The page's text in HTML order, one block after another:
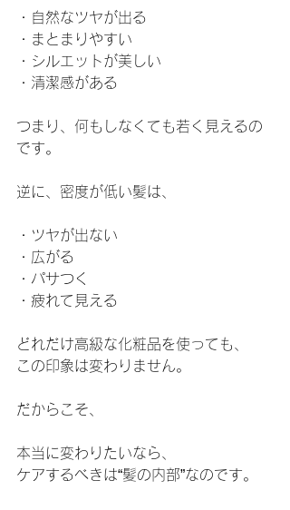
・自然なツヤが出る
・まとまりやすい
・シルエットが美しい
・清潔感がある
つまり、何もしなくても若く見えるの
です。
逆に、密度が低い髪は、
・ツヤが出ない
・広がる
・パサつく
・疲れて見える
どれだけ高級な化粧品を使っても、
この印象は変わりません。
だからこそ、
本当に変わりたいなら、
ケアするべきは“髪の内部”なのです。